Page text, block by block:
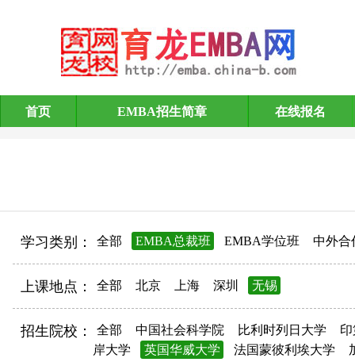
EMBA招生简章
首页 EMBA招生简章 在线报名
学习类别： 全部 EMBA总裁班 EMBA学位班 中外合
上课地点： 全部 北京 上海 深圳 无锡
招生院校： 全部 中国社会科学院 比利时列日大学
岸大学
英国华威大学 法国蒙彼利埃大学